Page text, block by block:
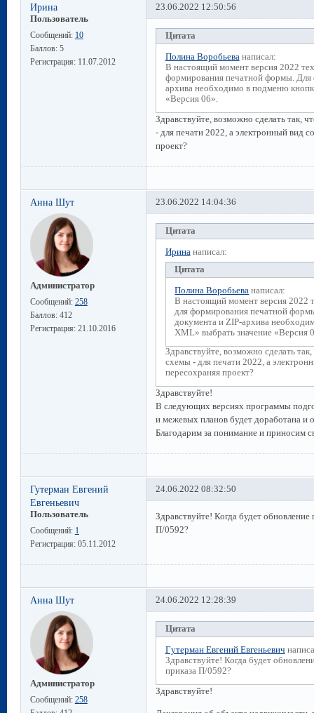
Ирина
Пользователь
Сообщений: 10
Баллов: 5
Регистрация: 11.07.2012
23.06.2022 12:50:56
Цитата
Полина Воробьеванаписал:
В настоящий момент версия 2022
формирования печатной формы. Для
архива необходимо в подменю
«Версия 06».
Здравствуйте, возможно сделать так,
- для печати 2022, а электронный вид
проект?
Анна Шут
Администратор
Сообщений: 258
Баллов: 412
Регистрация: 21.10.2016
23.06.2022 14:04:36
Цитата
Иринанаписал:
Цитата
Полина Воробьева написал:
В настоящий момент версия 2022
для формирования печатной
документа и ZIP-архива
XML» выбрать значение «Версия
Здравствуйте, возможно сделать
схемы - для печати 2022, а
пересохраняя проект?
Здравствуйте!
В следующих версиях программы
и межевых планов будет доработана и
Благодарим за понимание и приносим
Гутерман Евгений
Евгеньевич
Пользователь
Сообщений: 1
Регистрация: 05.11.2012
24.06.2022 08:32:50
Здравствуйте! Когда будет
П/0592?
Анна Шут
Администратор
Сообщений: 258
24.06.2022 12:28:39
Цитата
Гутерман Евгений Евгеньевич
Здравствуйте! Когда будет
приказа П/0592?
Здравствуйте!